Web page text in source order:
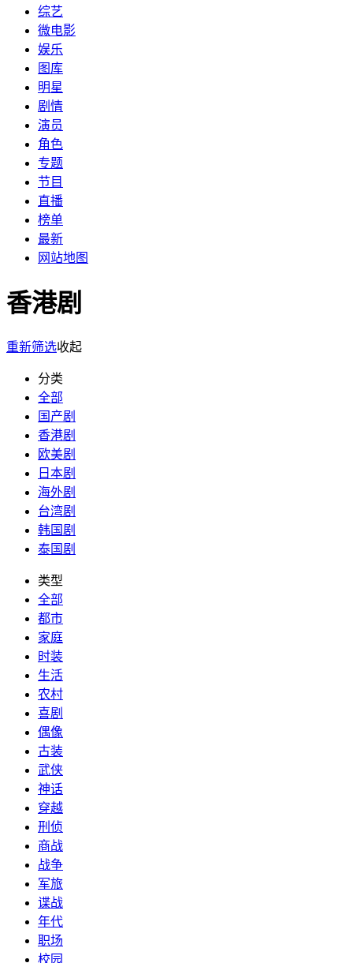
综艺
微电影
娱乐
图库
明星
剧情
演员
角色
专题
节目
直播
榜单
最新
网站地图
香港剧
重新筛选收起
分类
全部
国产剧
香港剧
欧美剧
日本剧
海外剧
台湾剧
韩国剧
泰国剧
类型
全部
都市
家庭
时装
生活
农村
喜剧
偶像
古装
武侠
神话
穿越
刑侦
商战
战争
军旅
谍战
年代
职场
校园